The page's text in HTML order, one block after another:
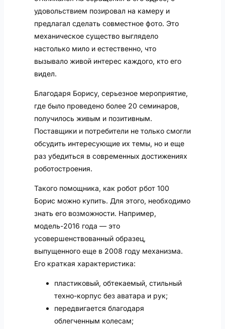
удовольствием позировал на камеру и
предлагал сделать совместное фото. Это
механическое существо выглядело
настолько мило и естественно, что
вызывало живой интерес каждого, кто его
видел.
Благодаря Борису, серьезное мероприятие,
где было проведено более 20 семинаров,
получилось живым и позитивным.
Поставщики и потребители не только смогли
обсудить интересующие их темы, но и еще
раз убедиться в современных достижениях
роботостроения.
Такого помощника, как робот рбот 100
Борис можно купить. Для этого, необходимо
знать его возможности. Например,
модель-2016 года — это
усовершенствованный образец,
выпущенного еще в 2008 году механизма.
Его краткая характеристика:
пластиковый, обтекаемый, стильный
техно-корпус без аватара и рук;
передвигается благодаря
облегченным колесам;